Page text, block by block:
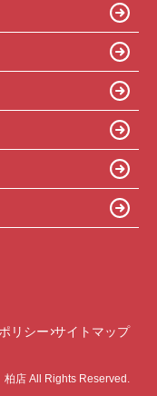
リシー サイトマップ
店 All Rights Reserved.